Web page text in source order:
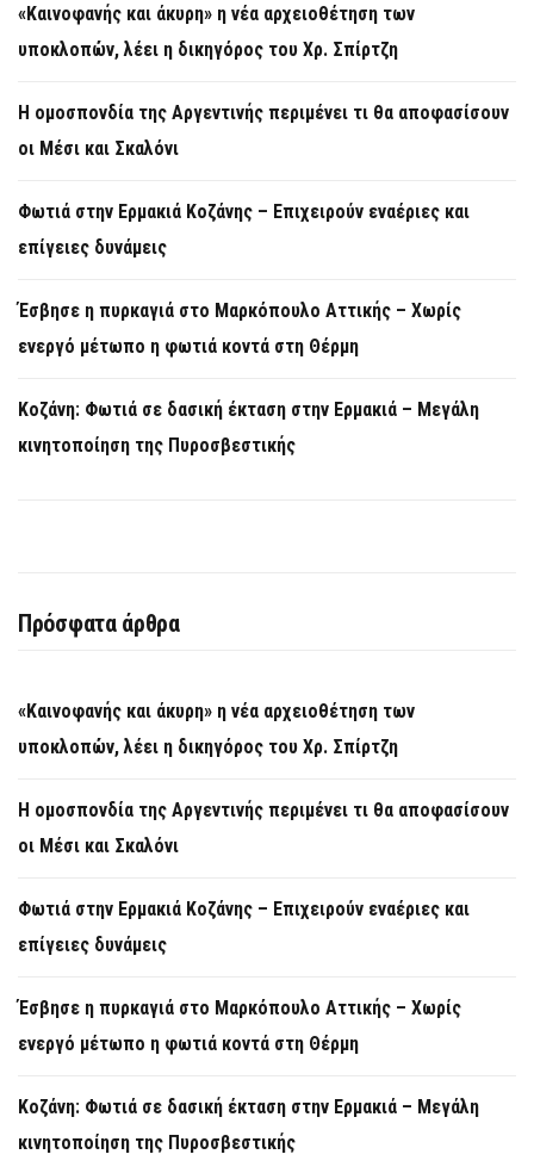
«Καινοφανής και άκυρη» η νέα αρχειοθέτηση των
υποκλοπών, λέει η δικηγόρος του Χρ. Σπίρτζη
Η ομοσπονδία της Αργεντινής περιμένει τι θα αποφασίσουν
οι Μέσι και Σκαλόνι
Φωτιά στην Ερμακιά Κοζάνης – Επιχειρούν εναέριες και
επίγειες δυνάμεις
Έσβησε η πυρκαγιά στο Μαρκόπουλο Αττικής – Χωρίς
ενεργό μέτωπο η φωτιά κοντά στη Θέρμη
Κοζάνη: Φωτιά σε δασική έκταση στην Ερμακιά – Μεγάλη
κινητοποίηση της Πυροσβεστικής
Πρόσφατα άρθρα
«Καινοφανής και άκυρη» η νέα αρχειοθέτηση των
υποκλοπών, λέει η δικηγόρος του Χρ. Σπίρτζη
Η ομοσπονδία της Αργεντινής περιμένει τι θα αποφασίσουν
οι Μέσι και Σκαλόνι
Φωτιά στην Ερμακιά Κοζάνης – Επιχειρούν εναέριες και
επίγειες δυνάμεις
Έσβησε η πυρκαγιά στο Μαρκόπουλο Αττικής – Χωρίς
ενεργό μέτωπο η φωτιά κοντά στη Θέρμη
Κοζάνη: Φωτιά σε δασική έκταση στην Ερμακιά – Μεγάλη
κινητοποίηση της Πυροσβεστικής